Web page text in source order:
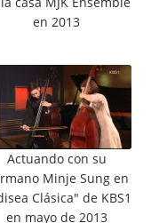
en 2013
Actuando con su
Minje Sung en
Clásica" de KBS1
en mayo de 2013